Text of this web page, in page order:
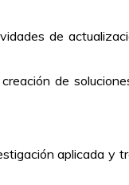
de
de
aplicada y